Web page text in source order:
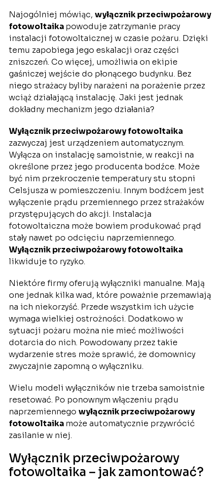
Najogólniej mówiąc, wyłącznik przeciwpożarowy
fotowoltaika powoduje zatrzymanie pracy
instalacji fotowoltaicznej w czasie pożaru. Dzięki
temu zapobiega jego eskalacji oraz części
zniszczeń. Co więcej, umożliwia on ekipie
gaśniczej wejście do płonącego budynku. Bez
niego strażacy byliby narażeni na porażenie przez
wciąż działającą instalację. Jaki jest jednak
dokładny mechanizm jego działania?
Wyłącznik przeciwpożarowy fotowoltaika
zazwyczaj jest urządzeniem automatycznym.
Wyłącza on instalację samoistnie, w reakcji na
określone przez jego producenta bodźce. Może
być nim przekroczenie temperatury stu stopni
Celsjusza w pomieszczeniu. Innym bodźcem jest
wyłączenie prądu przemiennego przez strażaków
przystępujących do akcji. Instalacja
fotowoltaiczna może bowiem produkować prąd
stały nawet po odcięciu naprzemiennego.
Wyłącznik przeciwpożarowy fotowoltaika
likwiduje to ryzyko.
Niektóre firmy oferują wyłączniki manualne. Mają
one jednak kilka wad, które poważnie przemawiają
na ich niekorzyść. Przede wszystkim ich użycie
wymaga wielkiej ostrożności. Dodatkowo w
sytuacji pożaru można nie mieć możliwości
dotarcia do nich. Powodowany przez takie
wydarzenie stres może sprawić, że domownicy
zwyczajnie zapomną o wyłączniku.
Wielu modeli wyłączników nie trzeba samoistnie
resetować. Po ponownym włączeniu prądu
naprzemiennego wyłącznik przeciwpożarowy
fotowoltaika może automatycznie przywrócić
zasilanie w niej.
Wyłącznik przeciwpożarowy
fotowoltaika – jak zamontować?